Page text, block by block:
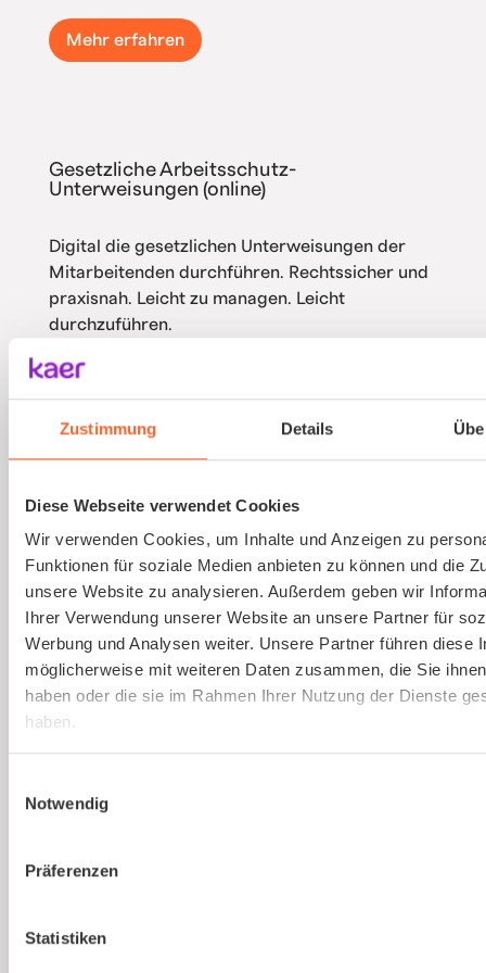
Zustimmung Details
Diese Webseite verwendet Cookies
Wir verwenden Cookies, um Inhalte und Anzeigen zu
Funktionen für soziale Medien anbieten zu können und die
unsere Website zu analysieren. Außerdem geben wir
Ihrer Verwendung unserer Website an unsere Partner für
Werbung und Analysen weiter. Unsere Partner führen diese
möglicherweise mit weiteren Daten zusammen, die Sie
haben oder die sie im Rahmen Ihrer Nutzung der Dienste
haben.
Notwendig
Präferenzen
Statistiken
Mehr erfahren
Gesetzliche Arbeitsschutz-
Unterweisungen (online)
Digital die gesetzlichen Unterweisungen der
Mitarbeitenden durchführen. Rechtssicher und
praxisnah. Leicht zu managen. Leicht
durchzuführen.
Mehr erfahren
Ausbildung von Sicherheitsbeauftragten
(virtuell)
Online und live die Ausbildung zum
Sicherheitsbeauftragten absolvieren. An nur
einem Tag. Strukturierte Schulung, praxisnah
und interessant.